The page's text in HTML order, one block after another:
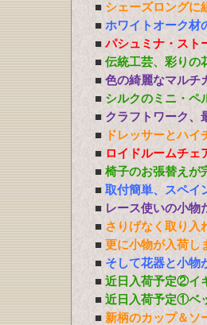
■ シェーズロングに
■ ホワイトオーク材
■ パシュミナ・スト
■ 伝統工芸、彩りの
■ 色の綺麗なマルチ
■ シルクのミニ・ペ
■ クラフトワーク、
■
ドレッサーとハ
■ ロイドルームチェ
■ 椅子のお張替えが
■ 取付簡単、スペイ
■ レース使いの小物
■ さりげなく取り
■ 更に小物が入荷
■ そして花器と小物
■ 近日入荷予定②イ
■ 近日入荷予定①ベ
■ 新柄のカップ＆ソ